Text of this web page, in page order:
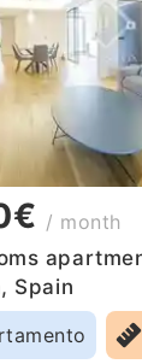
/ month
Spain